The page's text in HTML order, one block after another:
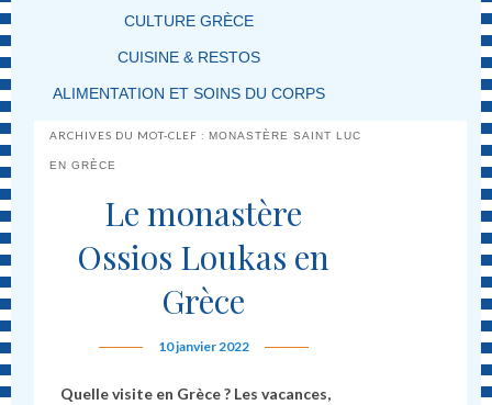
CULTURE GRÈCE
CUISINE & RESTOS
ALIMENTATION ET SOINS DU CORPS
ARCHIVES DU MOT-CLEF :MONASTÈRE SAINT LUC
EN GRÈCE
Le monastère
Ossios Loukas en
Grèce
10 janvier 2022
Quelle visite en Grèce ? Les vacances,